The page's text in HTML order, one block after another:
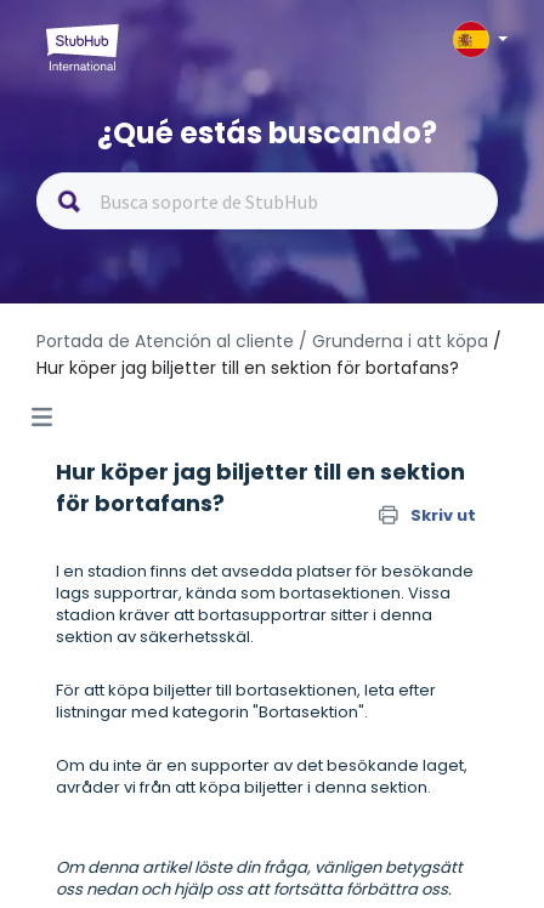
¿Qué estás buscando?
Portada de Atención al cliente / Grunderna i att köpa /
Hur köper jag biljetter till en sektion för bortafans?
Hur köper jag biljetter till en sektion
för bortafans?
Skriv ut
I en stadion finns det avsedda platser för besökande
lags supportrar, kända som bortasektionen. Vissa
stadion kräver att bortasupportrar sitter i denna
sektion av säkerhetsskäl.
För att köpa biljetter till bortasektionen, leta efter
listningar med kategorin "Bortasektion".
Om du inte är en supporter av det besökande laget,
avråder vi från att köpa biljetter i denna sektion.
Om denna artikel löste din fråga, vänligen betygsätt
oss nedan och hjälp oss att fortsätta förbättra oss.